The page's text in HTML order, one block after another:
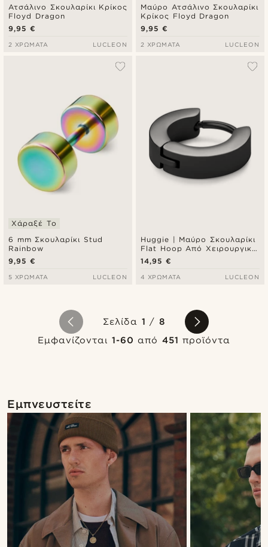
Ατσάλινο Σκουλαρίκι Κρίκος
Floyd Dragon
9,95 €
2 ΧΡΏΜΑΤΑ LUCLEON
Μαύρο Ατσάλινο Σκουλαρίκι
Κρίκος Floyd Dragon
9,95 €
2 ΧΡΏΜΑΤΑ LUCLEON
6 mm Σκουλαρίκι Stud
Rainbow
Χάραξέ Το
9,95 €
5 ΧΡΏΜΑΤΑ LUCLEON
Huggie | Μαύρο Σκουλαρίκι
Flat Hoop Από Χειρουργικό
Ατσάλι 8 mm
14,95 €
4 ΧΡΏΜΑΤΑ LUCLEON
Σελίδα 1 / 8
Εμφανίζονται 1-60 από 451 προϊόντα
Εμπνευστείτε